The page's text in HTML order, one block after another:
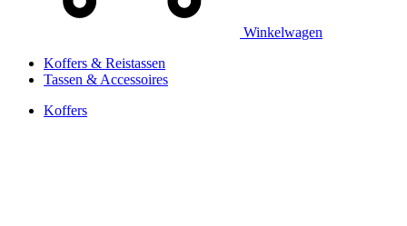
Winkelwagen
Koffers & Reistassen
Tassen & Accessoires
Koffers